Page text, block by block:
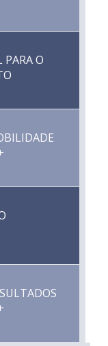
O